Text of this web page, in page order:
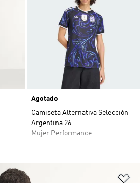
Agotado
Camiseta Alternativa Selección
Argentina 26
Mujer Performance